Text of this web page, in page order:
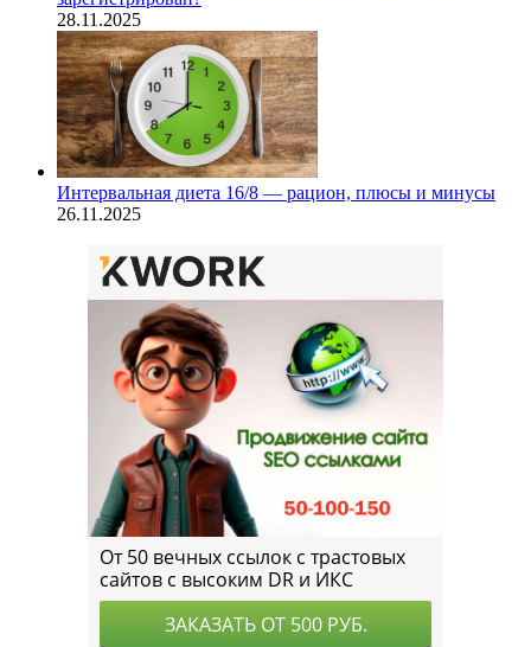
28.11.2025
Интервальная диета 16/8 — рацион, плюсы и минусы
26.11.2025